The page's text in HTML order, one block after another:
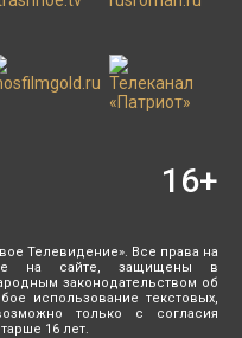
Телевидение». Все права на
на сайте, защищены в
законодательством об
использование текстовых,
только с согласия
16 лет.
16+